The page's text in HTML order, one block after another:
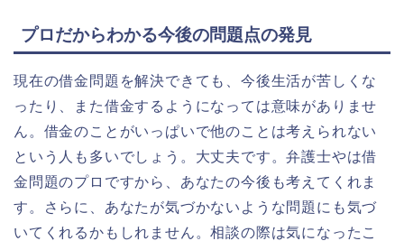
プロだからわかる今後の問題点の発見
現在の借金問題を解決できても、今後生活が苦しくな
ったり、また借金するようになっては意味がありませ
ん。 借金のことがいっぱいで他のことは考えられない
という人も多いでしょう。大丈夫です。弁護士やは借
金問題のプロですから、あなたの今後も考えてくれま
す。さらに、あなたが気づかないような問題にも気づ
いてくれるかもしれません。相談の際は気になったこ